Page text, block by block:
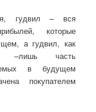
гудвил – вся
которые
а гудвил, как
–лишь часть
в будущем
покупателем